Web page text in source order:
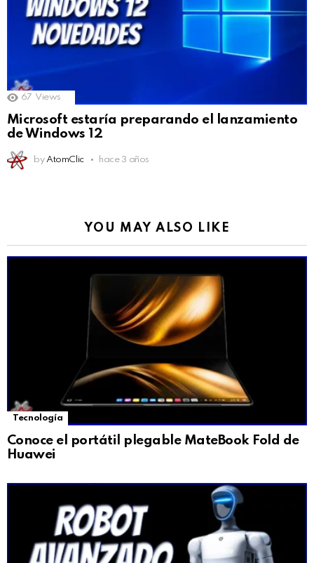
67 Views
Microsoft estaría preparando el lanzamiento
de Windows 12
by AtomClic hace 3 años
YOU MAY ALSO LIKE
Tecnología
Conoce el portátil plegable MateBook Fold de
Huawei